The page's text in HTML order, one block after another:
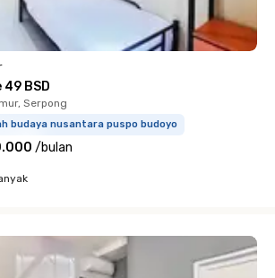
BSD
Serpong
budaya nusantara puspo budoyo
/bulan